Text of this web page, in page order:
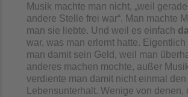
Musik machte man nicht, „weil
andere Stelle frei war“. Man machte
man sie liebte. Und weil es einfach
war, was man erlernt hatte. Eigentlich
man damit sein Geld, weil man
anderes machen mochte, außer
verdiente man damit nicht einmal den
Lebensunterhalt. Wenige von denen,